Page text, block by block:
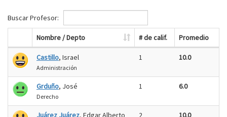
Buscar Profesor:
Nombre / Depto # de calif. Promedio
Castillo, Israel
Administración
1 10.0
Grduño, José
Derecho
1 6.0
Juárez Juárez, Edgar Alberto 2 10.0